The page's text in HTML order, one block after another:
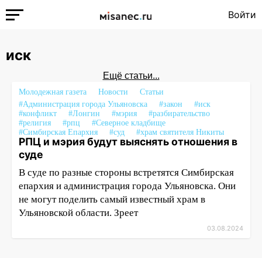
Войти
иск
Ещё статьи...
Молодежная газета Новости
Статьи
#Администрация города Ульяновска
#закон
#иск
#конфликт
#Лонгин #мэрия
#разбирательство
#религия
#рпц
#Северное кладбище
#Симбирская Епархия
#суд #храм святителя Никиты
РПЦ и мэрия будут выяснять отношения в
суде
В суде по разные стороны встретятся Симбирская
епархия и администрация города Ульяновска. Они
не могут поделить самый известный храм в
Ульяновской области. Зреет
03.08.2024